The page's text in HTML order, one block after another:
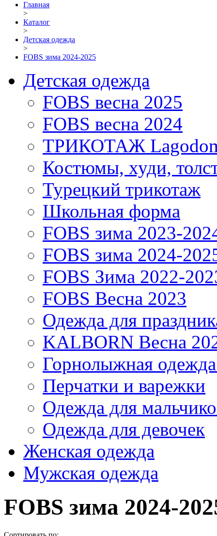
Главная
>
Каталог
>
Детская одежда
>
FOBS зима 2024-2025
Детская одежда
FOBS весна 2025
FOBS весна 2024
ТРИКОТАЖ
Костюмы, худи,
Турецкий трикотаж
Школьная форма
FOBS зима 2023-
FOBS зима 2024-
FOBS Зима 2022-
FOBS Весна 2023
Одежда для
KALBORN Весна
Горнолыжная
Перчатки и варежки
Одежда для
Одежда для девочек
Женская одежда
Мужская одежда
FOBS зима 2024-